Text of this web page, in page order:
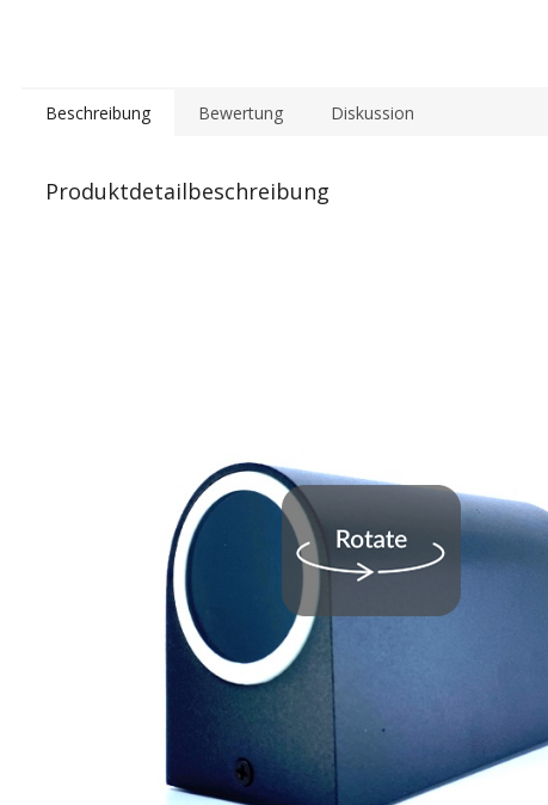
Beschreibung Bewertung Diskussion
Produktdetailbeschreibung